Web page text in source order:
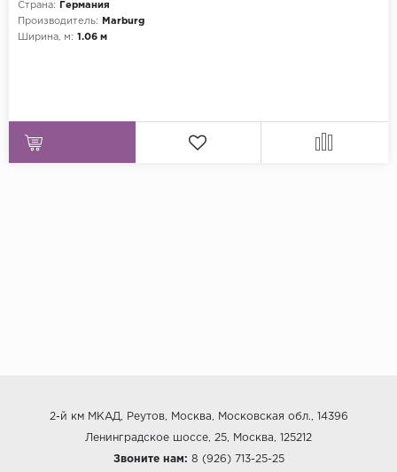
Страна:
Германия
Производитель:
Marburg
Ширина, м: 1.06 м
2-й км МКАД, Реутов, Москва, Московская обл., 14396
Ленинградское шоссе, 25, Москва, 125212
Звоните нам: 8 (926) 713-25-25